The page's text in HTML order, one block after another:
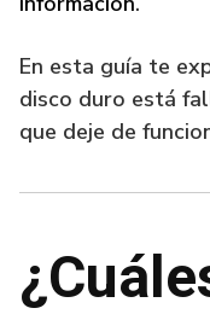
En esta guía te
disco duro está
que deje de